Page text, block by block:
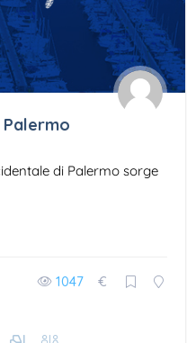
di Palermo sorge
1047 €